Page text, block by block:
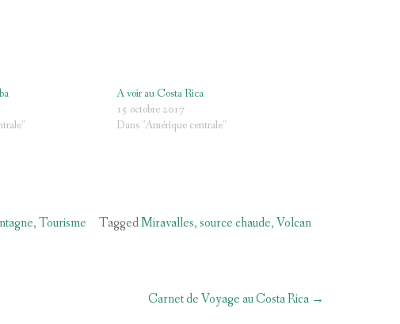
A voir au Costa Rica
15 octobre 2017
Dans "Amérique centrale"
,Tourisme TaggedMiravalles,source chaude,Volcan
Carnet de Voyage au Costa Rica →